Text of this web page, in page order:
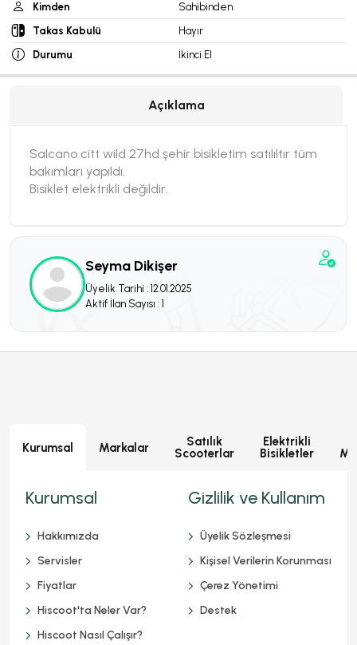
Kimden
Sahibinden
Takas Kabulü
Hayır
Durumu
İkinci El
Seyma Dikişer
Üyelik Tarihi : 12.01.2025
Aktif İlan Sayısı : 1
Açıklama
Salcano citt wild 27hd şehir bisikletim satılıltır tüm
bakımları yapıldı.
Bisiklet elektrikli değildir.
Kurumsal Markalar
Satılık
Scooterlar
Elektrikli
Bisikletler
Kurumsal
Hakkımızda
Servisler
Fiyatlar
Hiscoot'ta Neler Var?
Hiscoot Nasıl Çalışır?
Gizlilik ve Kullanım
Üyelik Sözleşmesi
Kişisel Verilerin Korunması
Çerez Yönetimi
Destek